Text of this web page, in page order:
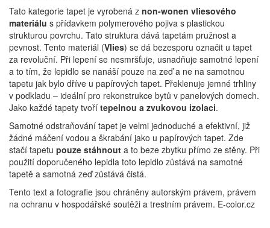
Tato kategorie tapet je vyrobená z non-wonen vliesového
materiálu s přídavkem polymerového pojiva s plastickou
strukturou povrchu. Tato struktura dává tapetám pružnost a
pevnost. Tento materiál (Vlies) se dá bezesporu označit u tapet
za revoluční. Při lepení se nesmršťuje, usnadňuje samotné lepení
a to tím, že lepidlo se nanáší pouze na zeď a ne na samotnou
tapetu jak bylo dříve u papírových tapet. Překlenuje jemné trhliny
v podkladu – ideální pro rekonstrukce bytů v panelových domech.
Jako každé tapety tvoří tepelnou a zvukovou izolaci.
Samotné odstraňování tapet je velmi jednoduché a efektivní, již
žádné máčení vodou a škrabání jako u papírových tapet. Zde
stačí tapetu pouze stáhnout a to beze zbytku přímo ze stěny. Při
použití doporučeného lepidla toto lepidlo zůstává na samotné
tapetě a samotná zeď zůstává čistá.
Tento text a fotografie jsou chráněny autorským právem, právem
na ochranu v hospodářské soutěži a trestním právem. E-color.cz